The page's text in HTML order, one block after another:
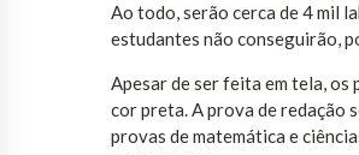
Ao todo, serão cerca de 4 mil
estudantes não conseguirão,
Apesar de ser feita em tela,
cor preta. A prova de redação
provas de matemática e